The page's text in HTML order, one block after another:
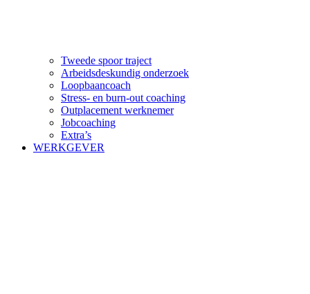
Tweede spoor traject
Arbeidsdeskundig onderzoek
Loopbaancoach
Stress- en burn-out coaching
Outplacement werknemer
Jobcoaching
Extra’s
WERKGEVER